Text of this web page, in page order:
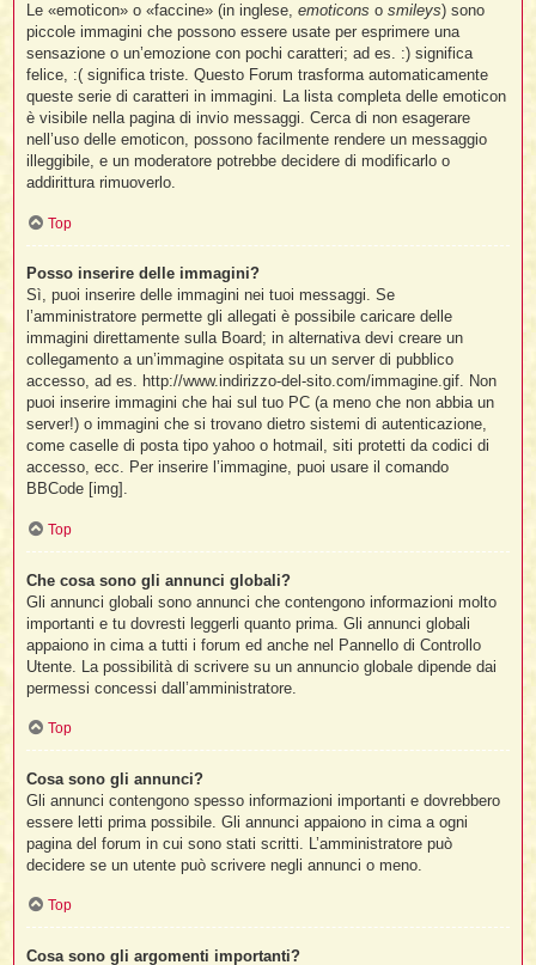
Le «emoticon» o «faccine» (in inglese,emoticons osmileys) sono
piccole immagini che possono essere usate per esprimere una
sensazione o un’emozione con pochi caratteri; ad es. :) significa
felice, :( significa triste. Questo Forum trasforma automaticamente
queste serie di caratteri in immagini. La lista completa delle emoticon
è visibile nella pagina di invio messaggi. Cerca di non esagerare
nell’uso delle emoticon, possono facilmente rendere un messaggio
illeggibile, e un moderatore potrebbe decidere di modificarlo o
addirittura rimuoverlo.
Top
Posso inserire delle immagini?
Sì, puoi inserire delle immagini nei tuoi messaggi. Se
l’amministratore permette gli allegati è possibile caricare delle
immagini direttamente sulla Board; in alternativa devi creare un
collegamento a un’immagine ospitata su un server di pubblico
accesso, ad es. http://www.indirizzo-del-sito.com/immagine.gif. Non
puoi inserire immagini che hai sul tuo PC (a meno che non abbia un
server!) o immagini che si trovano dietro sistemi di autenticazione,
come caselle di posta tipo yahoo o hotmail, siti protetti da codici di
accesso, ecc. Per inserire l’immagine, puoi usare il comando
BBCode [img].
Top
Che cosa sono gli annunci globali?
Gli annunci globali sono annunci che contengono informazioni molto
importanti e tu dovresti leggerli quanto prima. Gli annunci globali
appaiono in cima a tutti i forum ed anche nel Pannello di Controllo
Utente. La possibilità di scrivere su un annuncio globale dipende dai
permessi concessi dall’amministratore.
Top
Cosa sono gli annunci?
Gli annunci contengono spesso informazioni importanti e dovrebbero
essere letti prima possibile. Gli annunci appaiono in cima a ogni
pagina del forum in cui sono stati scritti. L’amministratore può
decidere se un utente può scrivere negli annunci o meno.
Top
Cosa sono gli argomenti importanti?